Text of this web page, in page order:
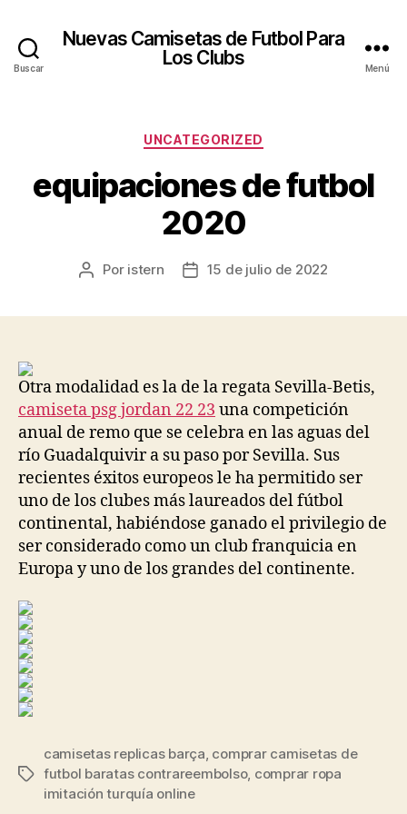
Buscar
Nuevas Camisetas de Futbol Para
Los Clubs
Menú
Categorías
UNCATEGORIZED
equipaciones de futbol
2020
Autor
Por istern
Fecha15 de julio de 2022
Otra modalidad es la de la regata Sevilla-Betis,
camiseta psg jordan 22 23 una competición
anual de remo que se celebra en las aguas del
río Guadalquivir a su paso por Sevilla. Sus
recientes éxitos europeos le ha permitido ser
uno de los clubes más laureados del fútbol
continental, habiéndose ganado el privilegio de
ser considerado como un club franquicia en
Europa y uno de los grandes del continente.
Etiquetas
camisetas replicas barça, comprar camisetas de
futbol baratas contrareembolso, comprar ropa
imitación turquía online